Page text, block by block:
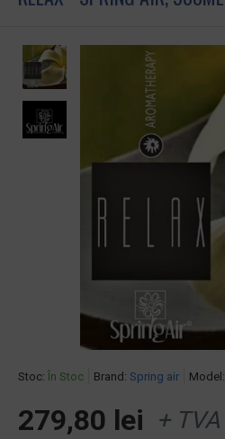
Stoc: În Stoc Brand: Spring air Model:
279,80 lei + TVA